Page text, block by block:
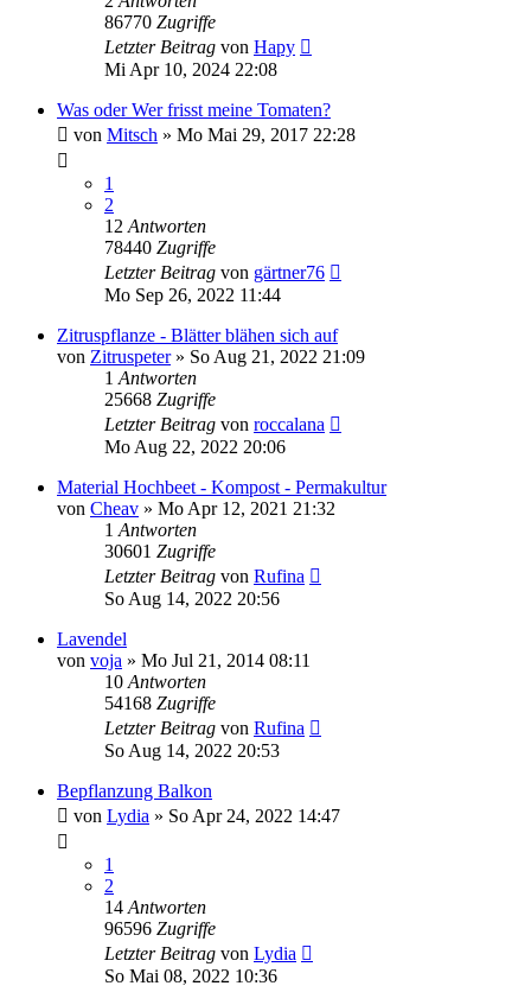
86770 Zugriffe
Letzter Beitrag von Hapy
Mi Apr 10, 2024 22:08
Was oder Wer frisst meine Tomaten?
von Mitsch » Mo Mai 29, 2017 22:28
1
2
12 Antworten
78440 Zugriffe
Letzter Beitrag von gärtner76
Mo Sep 26, 2022 11:44
Zitruspflanze - Blätter blähen sich auf
von Zitruspeter» So Aug 21, 2022 21:09
1 Antworten
25668 Zugriffe
Letzter Beitrag von roccalana
Mo Aug 22, 2022 20:06
Material Hochbeet - Kompost - Permakultur
von Cheav » Mo Apr 12, 2021 21:32
1 Antworten
30601 Zugriffe
Letzter Beitrag von Rufina
So Aug 14, 2022 20:56
Lavendel
von voja » Mo Jul 21, 2014 08:11
10 Antworten
54168 Zugriffe
Letzter Beitrag von Rufina
So Aug 14, 2022 20:53
Bepflanzung Balkon
von Lydia » So Apr 24, 2022 14:47
1
2
14 Antworten
96596 Zugriffe
Letzter Beitrag von Lydia
So Mai 08, 2022 10:36